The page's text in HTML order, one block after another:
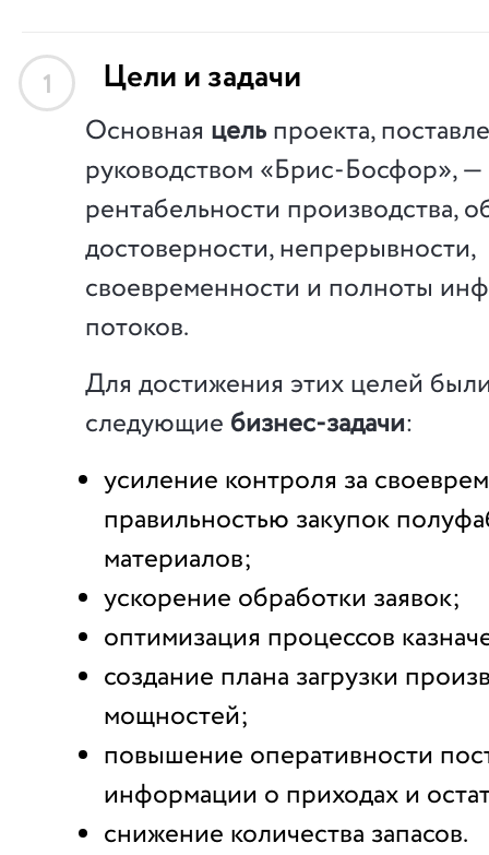
1 Цели и задачи
Основная цельпроекта,
руководством «Брис-Босфор»,
рентабельности производства,
достоверности, непрерывности,
своевременности и полноты
потоков.
Для достижения этих целей
следующие бизнес-задачи:
усиление контроля за
правильностью закупок
материалов;
ускорение обработки заявок;
оптимизация процессов
создание плана загрузки
мощностей;
повышение оперативности
информации о приходах и
снижение количества запасов.